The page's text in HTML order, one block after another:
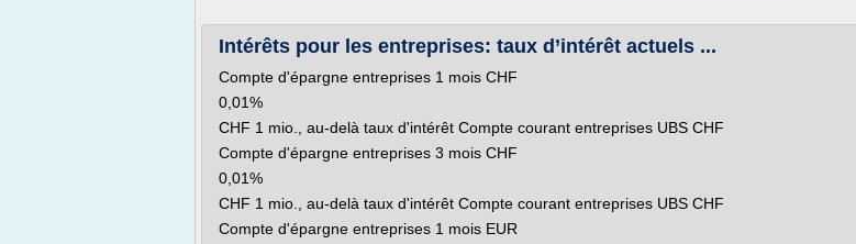
Intérêts pour les entreprises: taux d’intérêt actuels ...
Compte d'épargne entreprises 1 mois CHF
0,01%
CHF 1 mio., au-delà taux d'intérêt Compte courant entreprises UBS CHF
Compte d'épargne entreprises 3 mois CHF
0,01%
CHF 1 mio., au-delà taux d'intérêt Compte courant entreprises UBS CHF
Compte d'épargne entreprises 1 mois EUR